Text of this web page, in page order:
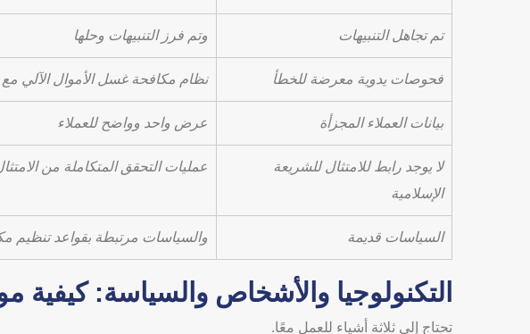
تم تجاهل التنبيهات وتم فرز التنبيهات وحلها
فحوصات يدوية معرضة للخطأ نظام مكافحة غسل الأموال الآلي
بيانات العملاء المجزأة عرض واحد وواضح للعملاء
لا يوجد رابط للامتثال للشريعة
الإسلامية
عمليات التحقق المتكاملة من
السياسات قديمة والسياسات مرتبطة بقواعد تنظيم
التكنولوجيا والأشخاص والسياسة: كيفية
تحتاج إلى ثلاثة أشياء للعمل معًا.